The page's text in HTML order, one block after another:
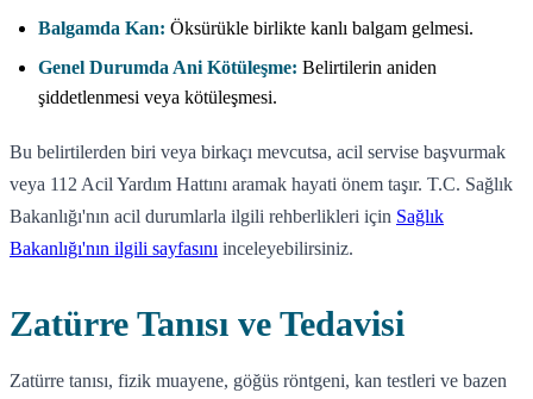
Balgamda Kan: Öksürükle birlikte kanlı balgam gelmesi.
Genel Durumda Ani Kötüleşme: Belirtilerin aniden
şiddetlenmesi veya kötüleşmesi.
Bu belirtilerden biri veya birkaçı mevcutsa, acil servise başvurmak
veya 112 Acil Yardım Hattını aramak hayati önem taşır. T.C. Sağlık
Bakanlığı'nın acil durumlarla ilgili rehberlikleri için Sağlık
Bakanlığı'nın ilgili sayfasını inceleyebilirsiniz.
Zatürre Tanısı ve Tedavisi
Zatürre tanısı, fizik muayene, göğüs röntgeni, kan testleri ve bazen